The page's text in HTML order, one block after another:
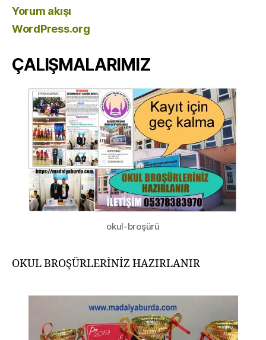
Yorum akışı
WordPress.org
ÇALIŞMALARIMIZ
okul-broşürü
OKUL BROŞÜRLERİNİZ HAZIRLANIR